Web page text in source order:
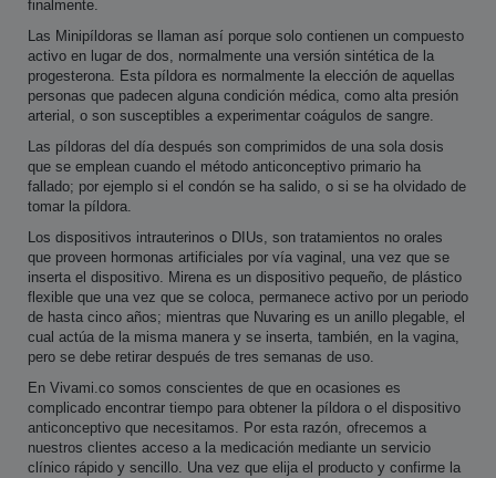
finalmente.
Las Minipíldoras se llaman así porque solo contienen un compuesto
activo en lugar de dos, normalmente una versión sintética de la
progesterona. Esta píldora es normalmente la elección de aquellas
personas que padecen alguna condición médica, como alta presión
arterial, o son susceptibles a experimentar coágulos de sangre.
Las píldoras del día después son comprimidos de una sola dosis
que se emplean cuando el método anticonceptivo primario ha
fallado; por ejemplo si el condón se ha salido, o si se ha olvidado de
tomar la píldora.
Los dispositivos intrauterinos o DIUs, son tratamientos no orales
que proveen hormonas artificiales por vía vaginal, una vez que se
inserta el dispositivo. Mirena es un dispositivo pequeño, de plástico
flexible que una vez que se coloca, permanece activo por un periodo
de hasta cinco años; mientras que Nuvaring es un anillo plegable, el
cual actúa de la misma manera y se inserta, también, en la vagina,
pero se debe retirar después de tres semanas de uso.
En Vivami.co somos conscientes de que en ocasiones es
complicado encontrar tiempo para obtener la píldora o el dispositivo
anticonceptivo que necesitamos. Por esta razón, ofrecemos a
nuestros clientes acceso a la medicación mediante un servicio
clínico rápido y sencillo. Una vez que elija el producto y confirme la